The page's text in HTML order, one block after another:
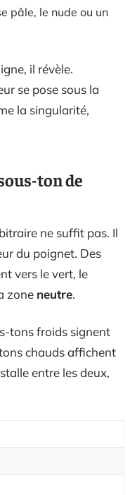
pâle, le nude ou un
il révèle.
se pose sous la
la singularité,
ton de
ne suffit pas. Il
du poignet. Des
vers le vert, le
zone neutre.
tons froids signent
chauds affichent
entre les deux,